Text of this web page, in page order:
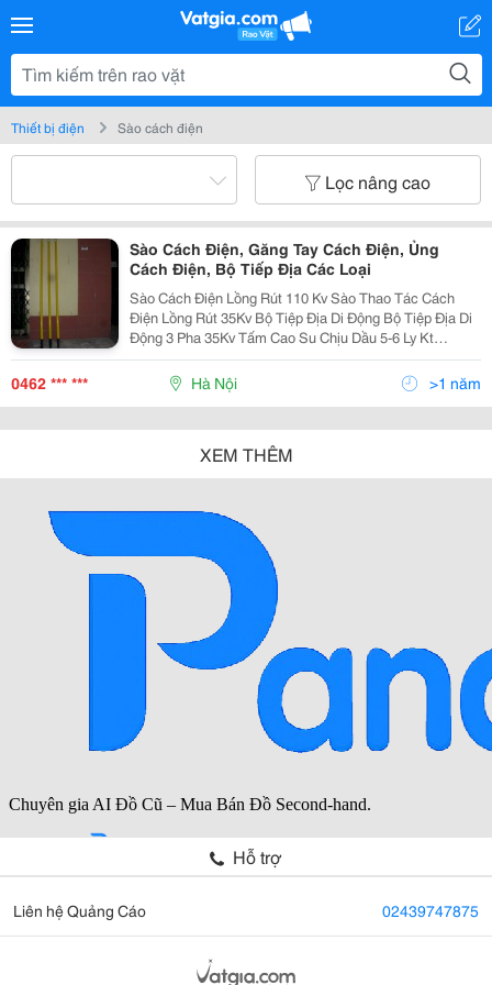
Thiết bị điện Sào cách điện
Lọc nâng cao
Sào Cách Điện, Găng Tay Cách Điện, Ủng
Cách Điện, Bộ Tiếp Địa Các Loại
Sào Cách Điện Lồng Rút 110 Kv Sào Thao Tác Cách
Điện Lồng Rút 35Kv Bộ Tiệp Địa Di Động Bộ Tiệp Địa Di
Động 3 Pha 35Kv Tấm Cao Su Chịu Dầu 5-6 Ly Kt
550X550 Cao Su Tấm Chịu Dầu 2-3Ly Kt 550 X 550 Ủng
Cao Su Cách Điện 24Kv Ủng Cách Điện Hạ Áp, 10Kv, 22
0462 *** *** Hà Nội >1 năm
XEM THÊM
Hỗ trợ
Liên hệ Quảng Cáo 02439747875